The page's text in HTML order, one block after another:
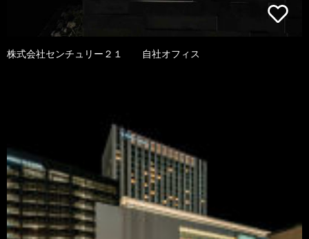
株式会社センチュリー２１ 自社オフィス